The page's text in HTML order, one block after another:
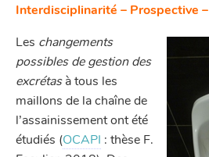
Interdisciplinarité – Prospective
Les changements
possibles de gestion des
excrétasà tous les
maillons de la chaîne de
l’assainissement ont été
étudiés (OCAPI : thèse F.